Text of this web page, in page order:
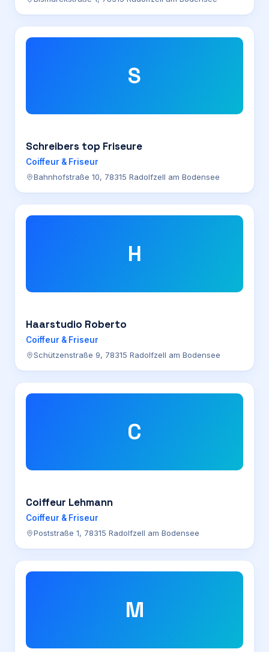
S
Schreibers top Friseure
Coiffeur & Friseur
Bahnhofstraße 10, 78315 Radolfzell am Bodensee
H
Haarstudio Roberto
Coiffeur & Friseur
Schützenstraße 9, 78315 Radolfzell am Bodensee
C
Coiffeur Lehmann
Coiffeur & Friseur
Poststraße 1, 78315 Radolfzell am Bodensee
M